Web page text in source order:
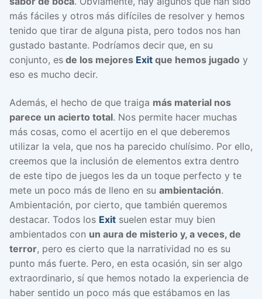
más fáciles y otros más difíciles de resolver y hemos
tenido que tirar de alguna pista, pero todos nos han
gustado bastante. Podríamos decir que, en su
conjunto, es de los mejores Exit que hemos jugado y
eso es mucho decir.
Además, el hecho de que traiga más material nos
parece un acierto total. Nos permite hacer muchas
más cosas, como el acertijo en el que deberemos
utilizar la vela, que nos ha parecido chulísimo. Por ello,
creemos que la inclusión de elementos extra dentro
de este tipo de juegos les da un toque perfecto y te
mete un poco más de lleno en su ambientación.
Ambientación, por cierto, que también queremos
destacar. Todos los Exit suelen estar muy bien
ambientados con un aura de misterio y, a veces, de
terror, pero es cierto que la narratividad no es su
punto más fuerte. Pero, en esta ocasión, sin ser algo
extraordinario, sí que hemos notado la experiencia de
haber sentido un poco más que estábamos en las